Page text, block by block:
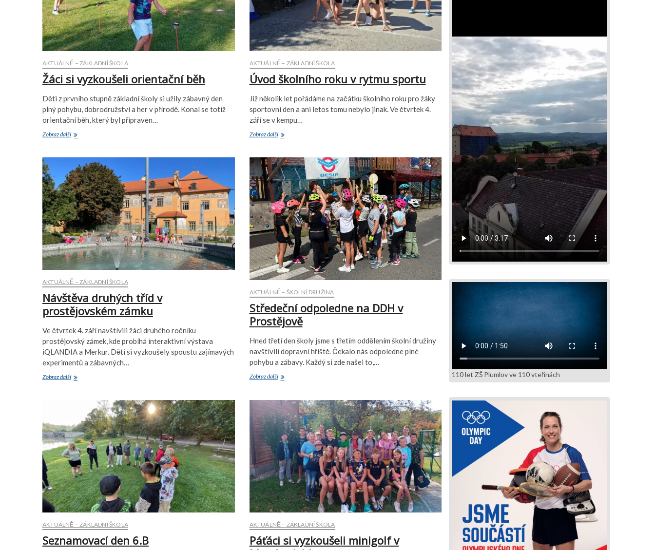
AKTUÁLNĚ – ZÁKLADNÍ ŠKOLA
Žáci si vyzkoušeli orientační běh
Děti z prvního stupně základní školy si užily zábavný den
plný pohybu, dobrodružství a her v přírodě. Konal se totiž
orientační běh, který byl připraven…
Zobraz dalšíŽáci
běh
AKTUÁLNĚ – ZÁKLADNÍ ŠKOLA
Úvod školního roku v rytmu sportu
Již několik let pořádáme na začátku školního roku pro žáky
sportovní den a ani letos tomu nebylo jinak. Ve čtvrtek 4.
září se v kempu…
Zobraz dalšíÚvod
v rytmu
sportu
AKTUÁLNĚ – ZÁKLADNÍ ŠKOLA
Návštěva druhých tříd v
prostějovském zámku
Ve čtvrtek 4. září navštívili žáci druhého ročníku
prostějovský zámek, kde probíhá interaktivní výstava
iQLANDIA a Merkur. Děti si vyzkoušely spoustu zajímavých
experimentů a zábavných…
Zobraz dalšíNávštěva
prostějovském
zámku
AKTUÁLNĚ – ŠKOLNÍ DRUŽINA
Středeční odpoledne na DDH v
Prostějově
Hned třetí den školy jsme s třetím oddělením školní družiny
navštívili dopravní hřiště. Čekalo nás odpoledne plné
pohybu a zábavy. Každý si zde našel to,…
Zobraz dalšíStředeční
DDH
v
Prostějově
AKTUÁLNĚ – ZÁKLADNÍ ŠKOLA
Seznamovací den 6.B
AKTUÁLNĚ – ZÁKLADNÍ ŠKOLA
Páťáci si vyzkoušeli minigolf v
110 let ZŠ Plumlov ve 110 vteřinách